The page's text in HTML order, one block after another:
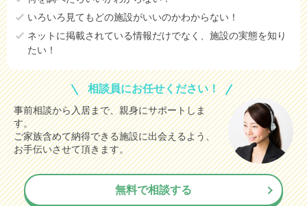
いろいろ見てもどの施設がいいのかわからない！
ネットに掲載されている情報だけでなく、施設の実態を知り
たい！
相談員にお任せください！
事前相談から入居まで、親身にサポートしま
す。
ご家族含めて納得できる施設に出会えるよう、
お手伝いさせて頂きます。
無料で相談する